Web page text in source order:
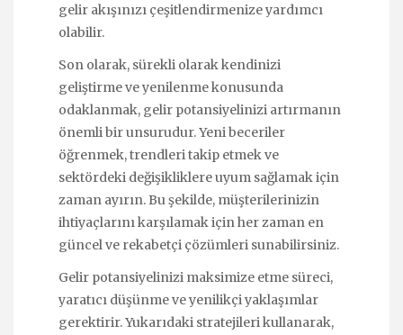
gelir akışınızı çeşitlendirmenize yardımcı
olabilir.
Son olarak, sürekli olarak kendinizi
geliştirme ve yenilenme konusunda
odaklanmak, gelir potansiyelinizi artırmanın
önemli bir unsurudur. Yeni beceriler
öğrenmek, trendleri takip etmek ve
sektördeki değişikliklere uyum sağlamak için
zaman ayırın. Bu şekilde, müşterilerinizin
ihtiyaçlarını karşılamak için her zaman en
güncel ve rekabetçi çözümleri sunabilirsiniz.
Gelir potansiyelinizi maksimize etme süreci,
yaratıcı düşünme ve yenilikçi yaklaşımlar
gerektirir. Yukarıdaki stratejileri kullanarak,